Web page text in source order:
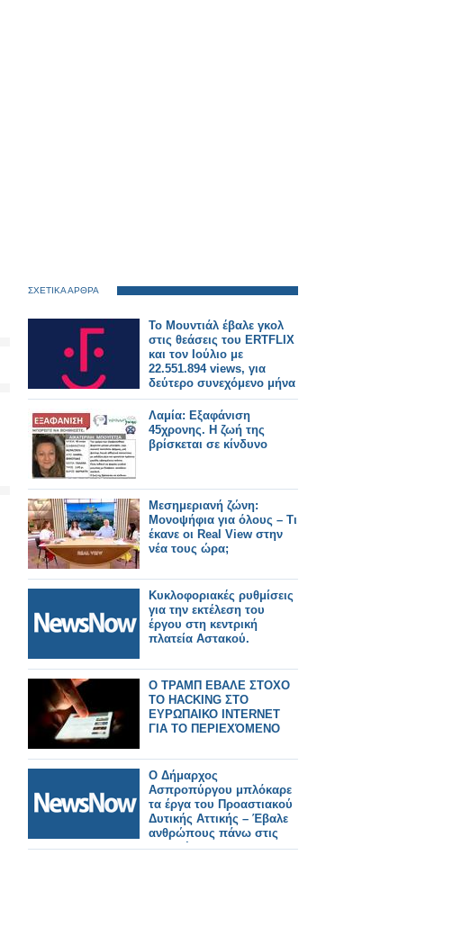
ΣΧΕΤΙΚΑ ΑΡΘΡΑ
Το Μουντιάλ έβαλε γκολ
στις θεάσεις του ERTFLIX
και τον Ιούλιο με
22.551.894 views, για
δεύτερο συνεχόμενο μήνα
Λαμία: Εξαφάνιση
45χρονης. Η ζωή της
βρίσκεται σε κίνδυνο
Μεσημεριανή ζώνη:
Μονοψήφια για όλους – Τι
έκανε οι Real View στην
νέα τους ώρα;
Κυκλοφοριακές ρυθμίσεις
για την εκτέλεση του
έργου στη κεντρική
πλατεία Αστακού.
Ο ΤΡΑΜΠ ΕΒΑΛΕ ΣΤΟΧΟ
ΤΟ HACKING ΣΤΟ
ΕΥΡΩΠΑΙΚΟ INTERNET
ΓΙΑ ΤΟ ΠΕΡΙΕΧΌΜΕΝΟ
Ο Δήμαρχος
Ασπροπύργου μπλόκαρε
τα έργα του Προαστιακού
Δυτικής Αττικής – Έβαλε
ανθρώπους πάνω στις
γραμμές